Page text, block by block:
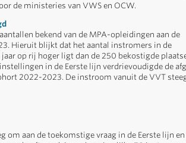
de ministeries van VWS en OCW.
bekend van de MPA-opleidingen aan de
Hieruit blijkt dat het aantal instromers in de
op rij hoger ligt dan de 250 bekostigde
in de Eerste lijn verdrievoudigde de
2022-2023. De instroom vanuit de VVT
om aan de toekomstige vraag in de Eerste lijn en